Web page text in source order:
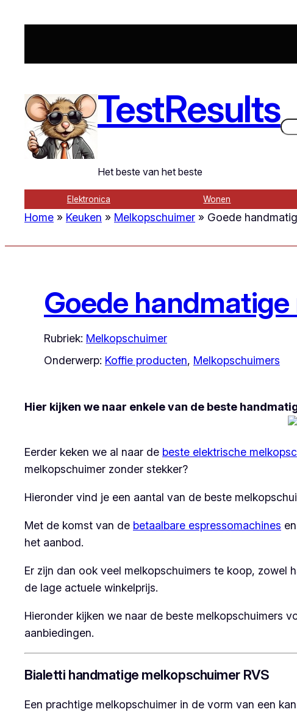
inhoud
TestResults
Het beste van het beste
Elektronica Wonen
Home » Keuken » Melkopschuimer » Goede
Goede
Rubriek: Melkopschuimer
Onderwerp: Koffie producten, Melkopschuimers
Hier kijken we naar enkele van de beste
Eerder keken we al naar de beste elektrische
melkopschuimer zonder stekker?
Hieronder vind je een aantal van de beste
Met de komst van de betaalbare espressomachines
het aanbod.
Er zijn dan ook veel melkopschuimers te koop, zowel
de lage actuele winkelprijs.
Hieronder kijken we naar de beste melkopschuimers
aanbiedingen.
Bialetti handmatige melkopschuimer RVS
Een prachtige melkopschuimer in de vorm van een